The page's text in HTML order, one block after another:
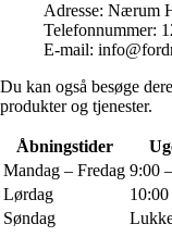
Adresse: Nærum
Telefonnummer:
E-mail:
Du kan også besøge
produkter og tjenester.
Åbningstider
Mandag – Fredag 9:00
Lørdag
Søndag